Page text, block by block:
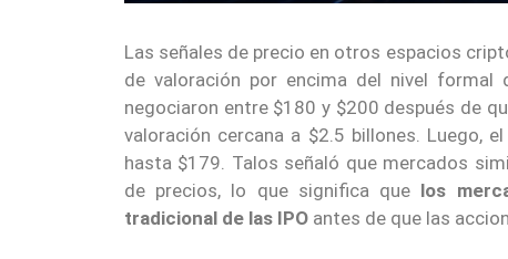
Las señales de precio en otros espacios
de valoración por encima del nivel formal
negociaron entre $180 y $200 después de
valoración cercana a $2.5 billones. Luego,
hasta $179. Talos señaló que mercados
de precios, lo que significa que los
tradicional de las IPO antes de que las